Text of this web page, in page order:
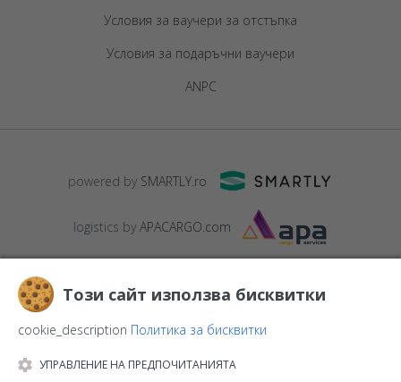
Условия за ваучери за отстъпка
Условия за подаръчни ваучери
ANPC
powered by SMARTLY.ro
logistics by APACARGO.com
© 2016-2026
Този сайт използва бисквитки
cookie_description Политика за бисквитки
УПРАВЛЕНИЕ НА ПРЕДПОЧИТАНИЯТА